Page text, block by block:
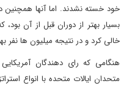
خود خسته نشدند. اما آنها همچنین
بسیار بهتر از دوران قبل از آن
خالی کرد و در نتیجه میلیون ها نفر
هنگامی که رای دهندگان آمریکایی
متحدان ایالات متحده با انواع